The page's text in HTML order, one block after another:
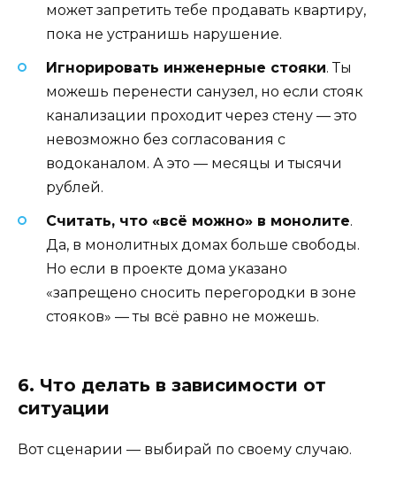
может запретить тебе продавать квартиру,
пока не устранишь нарушение.
Игнорировать инженерные стояки. Ты
можешь перенести санузел, но если стояк
канализации проходит через стену — это
невозможно без согласования с
водоканалом. А это — месяцы и тысячи
рублей.
Считать, что «всё можно» в монолите.
Да, в монолитных домах больше свободы.
Но если в проекте дома указано
«запрещено сносить перегородки в зоне
стояков» — ты всё равно не можешь.
6. Что делать в зависимости от
ситуации
Вот сценарии — выбирай по своему случаю.